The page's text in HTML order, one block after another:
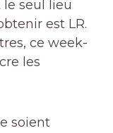
seul lieu
est LR.
ce week-
les
soient